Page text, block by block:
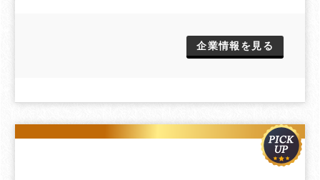
企業情報を見る